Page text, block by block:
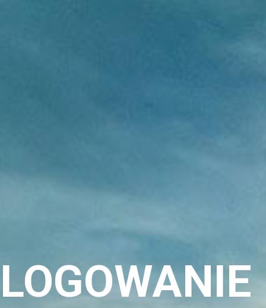
LOGOWANIE